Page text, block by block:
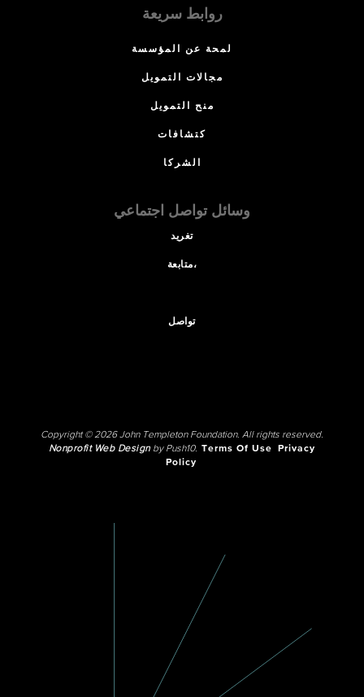
روابط سريعة
لمحة عن المؤسسة
مجالات التمويل
منح التمويل
كتشافات
الشركا
وسائل تواصل اجتماعي
تغريد
متابعة،
تواصل
Copyright © 2026 John Templeton Foundation. All rights reserved.
Nonprofit Web Designby Push10. Terms Of Use
Privacy
Policy